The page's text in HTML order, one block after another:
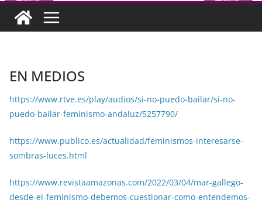
EN MEDIOS
https://www.rtve.es/play/audios/si-no-puedo-bailar/si-no-
puedo-bailar-feminismo-andaluz/5257790/
https://www.publico.es/actualidad/feminismos-interesarse-
sombras-luces.html
https://www.revistaamazonas.com/2022/03/04/mar-gallego-
desde-el-feminismo-debemos-cuestionar-como-entendemos-